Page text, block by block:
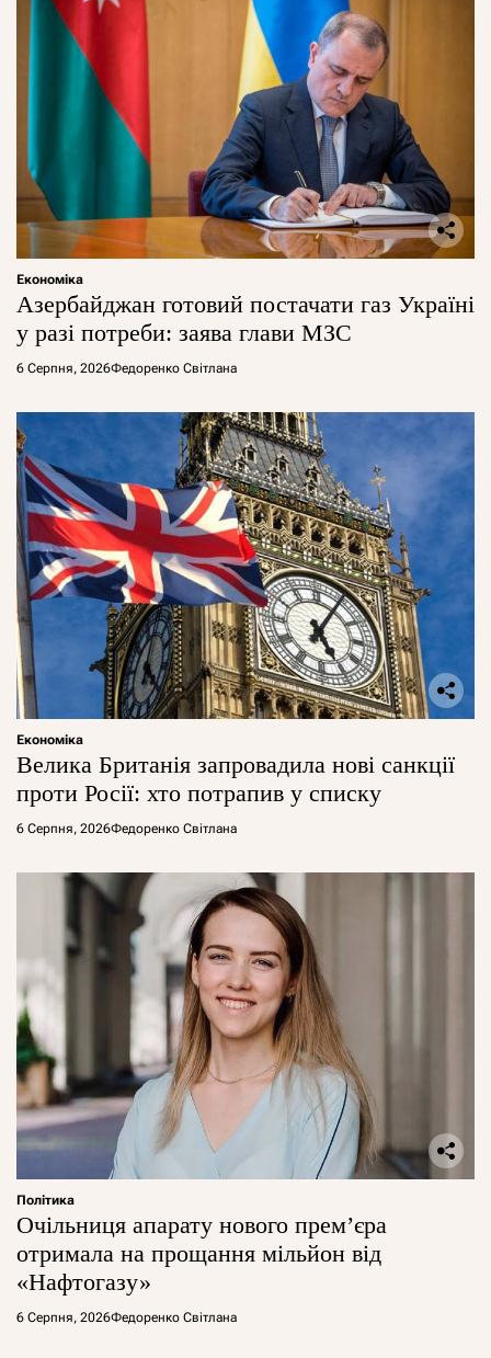
Економіка
Азербайджан готовий постачати газ Україні
у разі потреби: заява глави МЗС
6 Серпня, 2026Федоренко Світлана
Економіка
Велика Британія запровадила нові санкції
проти Росії: хто потрапив у списку
6 Серпня, 2026Федоренко Світлана
Політика
Очільниця апарату нового прем’єра
отримала на прощання мільйон від
«Нафтогазу»
6 Серпня, 2026Федоренко Світлана